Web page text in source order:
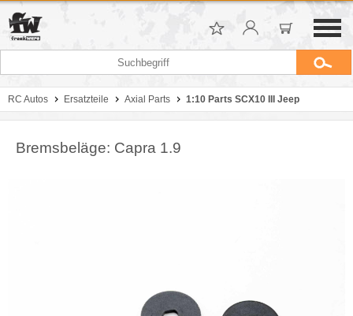
RC Autos Ersatzteile Axial Parts 1:10 Parts SCX10 III Jeep
Bremsbeläge: Capra 1.9